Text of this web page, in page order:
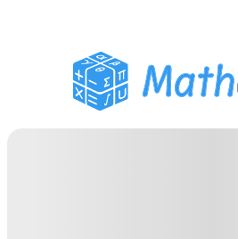
PDF होमवर्क सहायक
अध्ययन उपकरण